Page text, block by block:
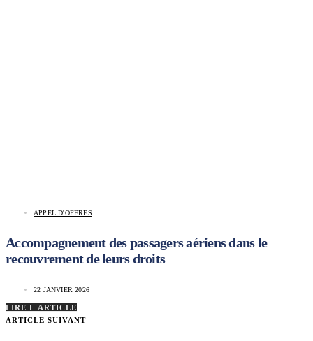
APPEL D'OFFRES
Accompagnement des passagers aériens dans le
recouvrement de leurs droits
22 JANVIER 2026
LIRE L'ARTICLE
ARTICLE SUIVANT